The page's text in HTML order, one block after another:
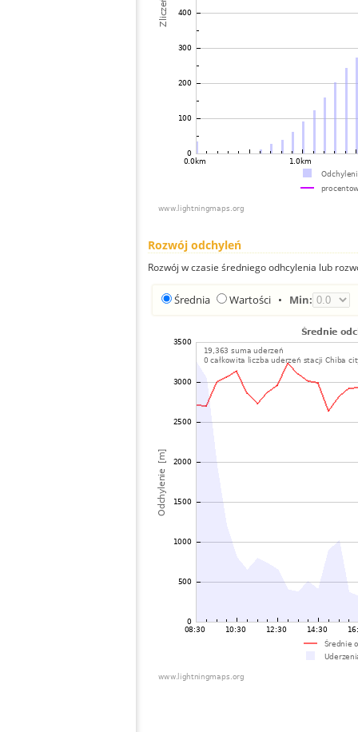
Rozwój odchyleń
Rozwój w czasie średniego odhcylenia lub
Średnia Wartości • Min: